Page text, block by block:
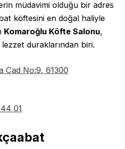
müdavimi olduğu bir adres
köftesini en doğal haliyle
Komaroğlu Köfte Salonu,
duraklarından biri.
Cad No:9, 61300
01